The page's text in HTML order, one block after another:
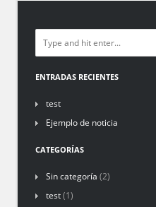
ENTRADAS RECIENTES
test
Ejemplo de noticia
CATEGORÍAS
Sin categoría (2)
test(1)